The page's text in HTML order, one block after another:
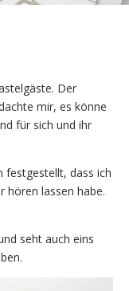
Der
mir, es könne
für sich und ihr
festgestellt, dass ich
hören lassen habe.
seht auch eins